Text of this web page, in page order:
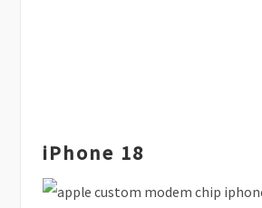
iPhone 18